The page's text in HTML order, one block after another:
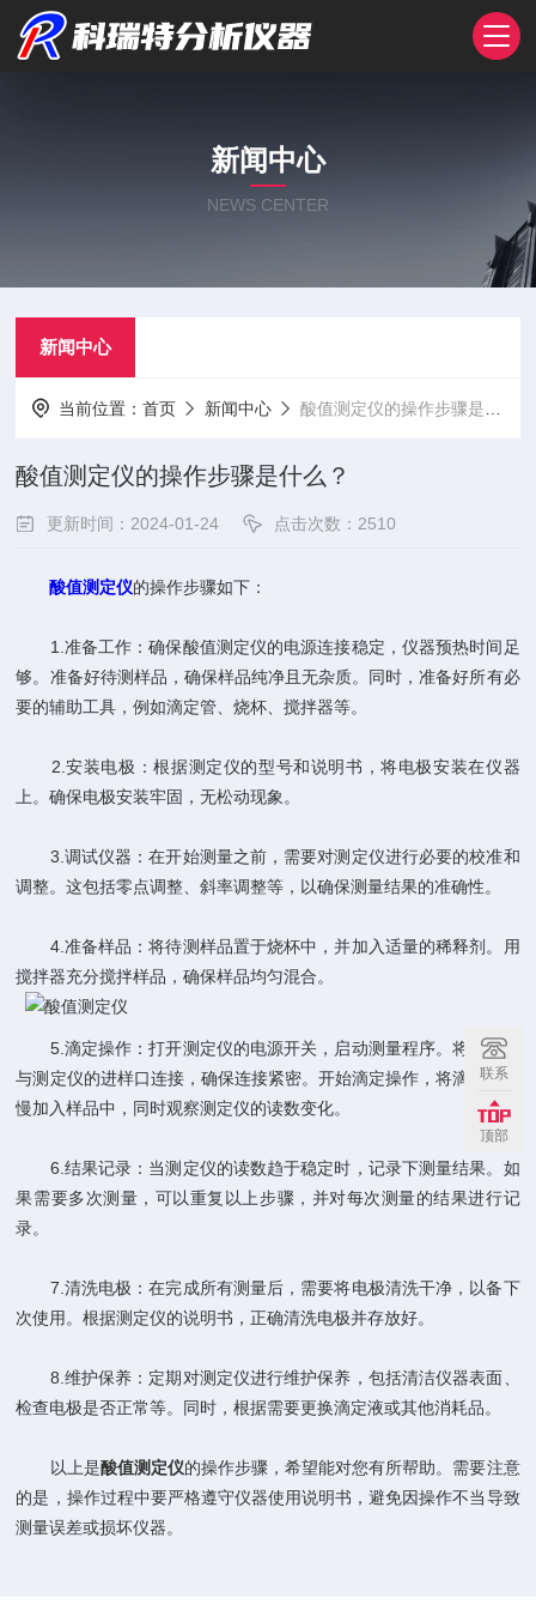
新闻中心
NEWS CENTER
新闻中心
当前位置：首页 新闻中心 酸值测定仪的操作步骤是什么？
酸值测定仪的操作步骤是什么？
更新时间：2024-01-24 点击次数：2510
酸值测定仪的操作步骤如下：
1.准备工作：确保酸值测定仪的电源连接稳定，仪器预热时间足
够。准备好待测样品，确保样品纯净且无杂质。同时，准备好所有必
要的辅助工具，例如滴定管、烧杯、搅拌器等。
2.安装电极：根据测定仪的型号和说明书，将电极安装在仪器
上。确保电极安装牢固，无松动现象。
3.调试仪器：在开始测量之前，需要对测定仪进行必要的校准和
调整。这包括零点调整、斜率调整等，以确保测量结果的准确性。
4.准备样品：将待测样品置于烧杯中，并加入适量的稀释剂。用
搅拌器充分搅拌样品，确保样品均匀混合。
5.滴定操作：打开测定仪的电源开关，启动测量程序。将滴定管
与测定仪的进样口连接，确保连接紧密。开始滴定操作，将滴定液缓
慢加入样品中，同时观察测定仪的读数变化。
6.结果记录：当测定仪的读数趋于稳定时，记录下测量结果。如
果需要多次测量，可以重复以上步骤，并对每次测量的结果进行记
录。
7.清洗电极：在完成所有测量后，需要将电极清洗干净，以备下
次使用。根据测定仪的说明书，正确清洗电极并存放好。
8.维护保养：定期对测定仪进行维护保养，包括清洁仪器表面、
检查电极是否正常等。同时，根据需要更换滴定液或其他消耗品。
以上是酸值测定仪的操作步骤，希望能对您有所帮助。需要注意
的是，操作过程中要严格遵守仪器使用说明书，避免因操作不当导致
测量误差或损坏仪器。
联系
顶部